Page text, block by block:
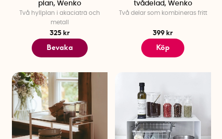
plan, Wenko
Två hyllplan i akaciaträ och
metall
325 kr
Bevaka
tvådelad, Wenko
Två delar som kombineras fritt
399 kr
Köp